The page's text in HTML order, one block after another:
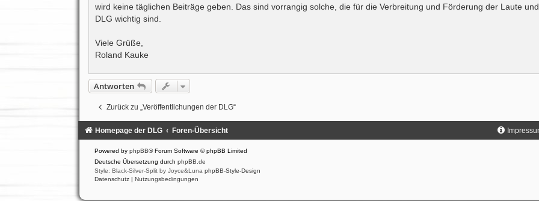
wird keine täglichen Beiträge geben. Das sind vorrangig solche, die für die Verbreitung und Förderung der Laute
DLG wichtig sind.
Viele Grüße,
Roland Kauke
Antworten
Zurück zu „Veröffentlichungen der DLG“
Homepage der DLG Foren-Übersicht
Powered by phpBB® Forum Software © phpBB Limited
Deutsche Übersetzung durch phpBB.de
Style: Black-Silver-Split by Joyce&Luna phpBB-Style-Design
Datenschutz | Nutzungsbedingungen